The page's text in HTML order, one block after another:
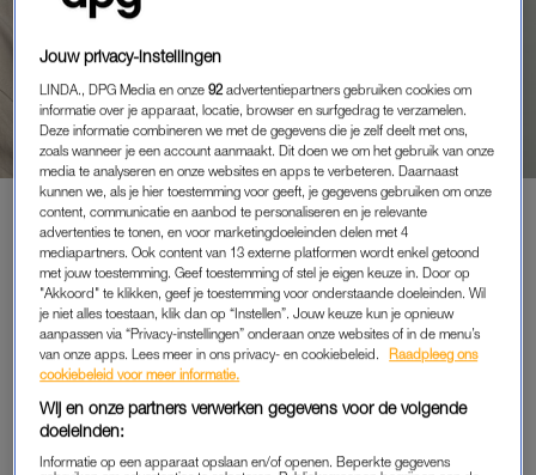
PORTRETTEN
WENDY (48) HAD HUIDKANKER:
‘ALS KIND WERD IK WEL
INGESMEERD, MAAR NIET
WATERPROOF’
PREMIUM
LEES VERDER MET
PREMIUM
Krijg onbeperkt toegang tot alle
artikelen
Jouw privacy-instellingen
LINDA., DPG Media en onze92 advertentiepartners gebruiken cookies om
informatie over je apparaat, locatie, browser en surfgedrag te verzamelen.
Deze informatie combineren we met de gegevens die je zelf deelt met ons,
zoals wanneer je een account aanmaakt. Dit doen we om het gebruik van onze
media te analyseren en onze websites en apps te verbeteren. Daarnaast
kunnen we, als je hier toestemming voor geeft, je gegevens gebruiken om onze
content, communicatie en aanbod te personaliseren en je relevante
advertenties te tonen, en voor marketingdoeleinden delen met 4
mediapartners. Ook content van 13 externe platformen wordt enkel getoond
met jouw toestemming. Geef toestemming of stel je eigen keuze in. Door op
"Akkoord" te klikken, geef je toestemming voor onderstaande doeleinden. Wil
je niet alles toestaan, klik dan op “Instellen”. Jouw keuze kun je opnieuw
aanpassen via “Privacy-instellingen” onderaan onze websites of in de menu’s
van onze apps. Lees meer in ons privacy- en cookiebeleid.
Raadpleeg ons
cookiebeleid voor meer informatie.
Wij en onze partners verwerken gegevens voor de volgende
doeleinden:
Informatie op een apparaat opslaan en/of openen. Beperkte gegevens